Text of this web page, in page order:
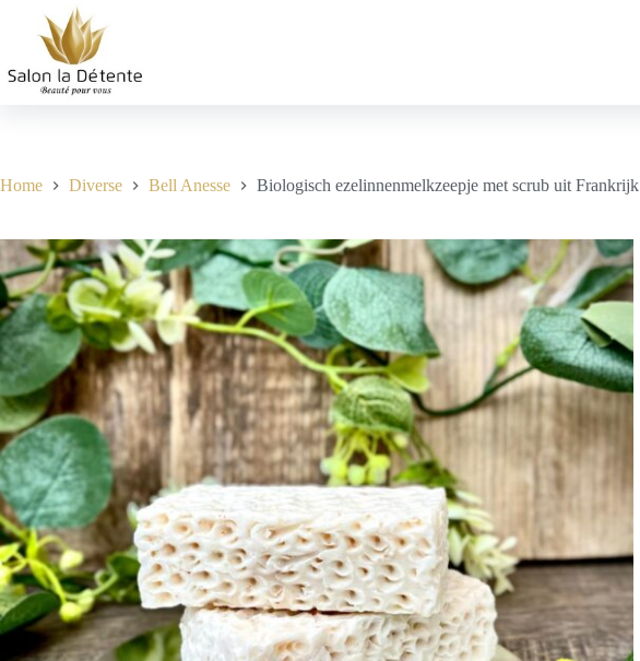
Home Diverse Bell Anesse Biologisch ezelinnenmelkzeepje met scrub uit Frankrijk